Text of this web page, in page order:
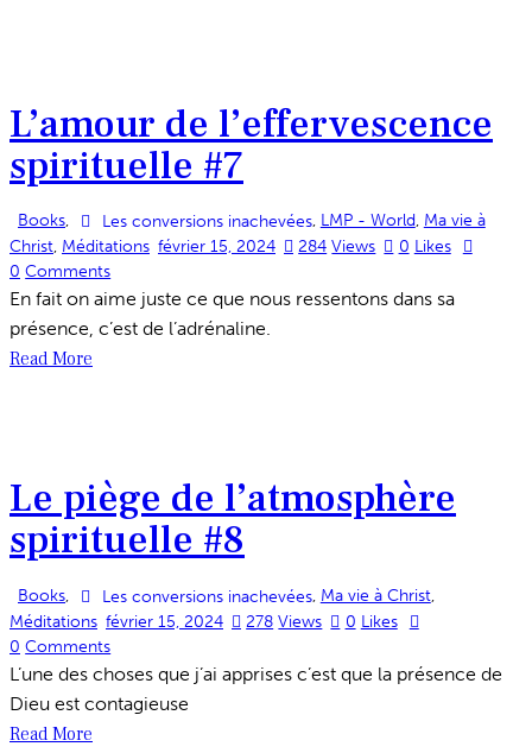
L’amour de l’effervescence
spirituelle #7
Books, Les conversions inachevées, LMP - World, Ma vie à
Christ, Méditations février 15, 2024 284 Views 0 Likes
0 Comments
En fait on aime juste ce que nous ressentons dans sa
présence, c’est de l’adrénaline.
Read More
Le piège de l’atmosphère
spirituelle #8
Books, Les conversions inachevées, Ma vie à Christ,
Méditations février 15, 2024 278 Views 0 Likes
0 Comments
L’une des choses que j’ai apprises c’est que la présence de
Dieu est contagieuse
Read More